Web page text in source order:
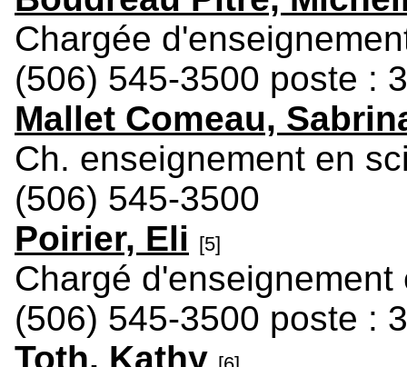
Chargée
(506) 545-3500 poste :
Mallet Comeau,
Ch. enseignement en
(506) 545-3500
Poirier, Eli [5]
Chargé
(506) 545-3500 poste :
Toth, Kathy